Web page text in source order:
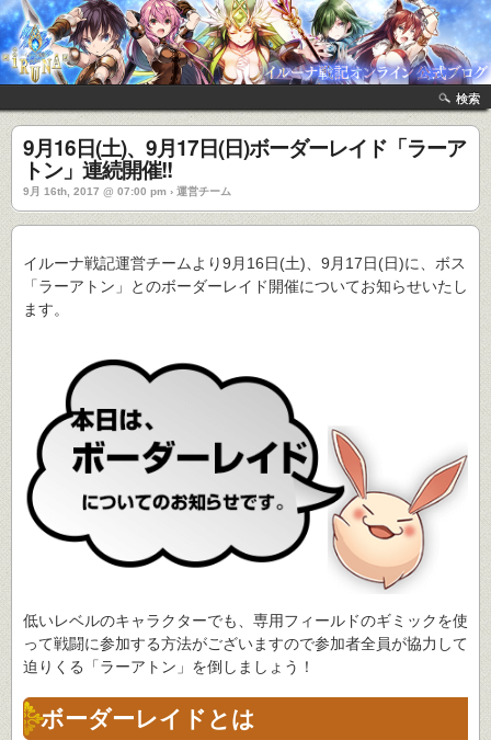
検索
9月16日(土)、9月17日(日)ボーダーレイド「ラーア
トン」連続開催!!
9月 16th, 2017 @ 07:00 pm › 運営チーム
イルーナ戦記運営チームより9月16日(土)、9月17日(日)に、ボス
「ラーアトン」とのボーダーレイド開催についてお知らせいたし
ます。
低いレベルのキャラクターでも、専用フィールドのギミックを使
って戦闘に参加する方法がございますので参加者全員が協力して
迫りくる「ラーアトン」を倒しましょう！
ボーダーレイドとは